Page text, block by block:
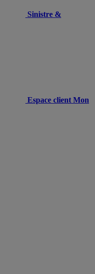
Sinistre &
Espace client Mon